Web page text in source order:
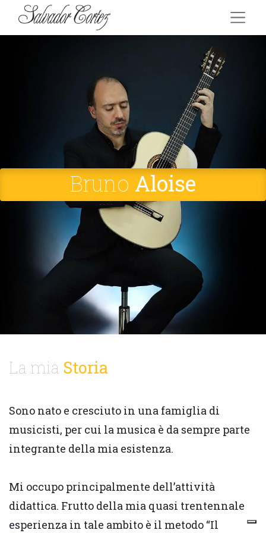
Bruno Aloise
La mia Storia
Sono nato e cresciuto in una famiglia di
musicisti, per cui la musica è da sempre parte
integrante della mia esistenza.
Mi occupo principalmente dell’attività
didattica. Frutto della mia quasi trentennale
esperienza in tale ambito è il metodo “Il